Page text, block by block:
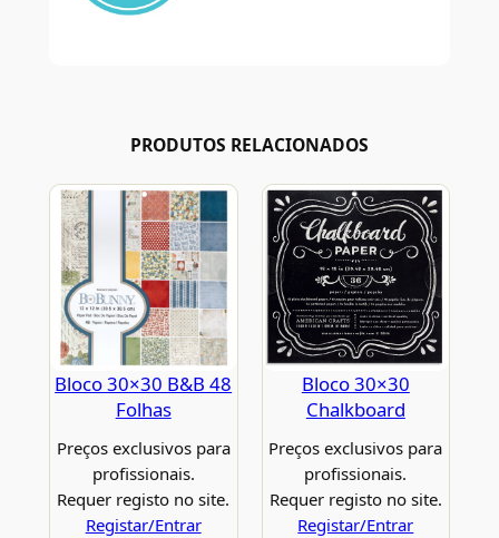
PRODUTOS RELACIONADOS
Bloco 30×30 B&B 48
Folhas
Preços exclusivos para
profissionais.
Requer registo no site.
Registar/Entrar
Bloco 30×30
Chalkboard
Preços exclusivos para
profissionais.
Requer registo no site.
Registar/Entrar